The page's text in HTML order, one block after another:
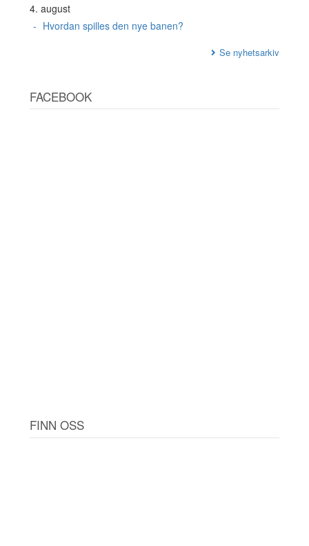
4. august
Hvordan spilles den nye banen?
Se nyhetsarkiv
FACEBOOK
FINN OSS